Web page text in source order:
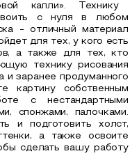
капли». Технику
с нуля в любом
- отличный материал
для тех, у кого есть
а также для тех, кто
технику рисования
заранее продуманного
картину собственным
с нестандартными
спонжами, палочками.
и подготовить холст,
а также освоите
сделать вашу работу